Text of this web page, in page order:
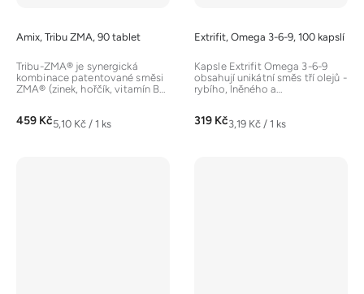
Amix, Tribu ZMA, 90 tablet
459 KčMěrná
5,10 Kč / 1 ks
Tribu-ZMA® je synergická
kombinace patentované směsi
ZMA® (zinek, hořčík, vitamín B6)
Extrifit, Omega 3-6-9, 100 kapslí
319 KčMěrná
3,19 Kč / 1 ks
Kapsle Extrifit Omega 3-6-9
obsahují unikátní směs tří olejů -
rybího, lněného a